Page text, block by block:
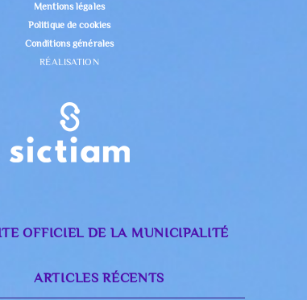
Mentions légales
Politique de cookies
Conditions générales
RÉALISATION
OFFICIEL DE LA MUNICIPALITÉ
ARTICLES RÉCENTS